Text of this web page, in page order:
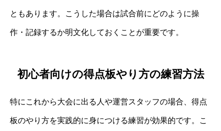
ともあります。こうした場合は試合前にどのように操
作・記録するか明文化しておくことが重要です。
初心者向けの得点板やり方の練習方法
特にこれから大会に出る人や運営スタッフの場合、得点
板のやり方を実践的に身につける練習が効果的です。こ